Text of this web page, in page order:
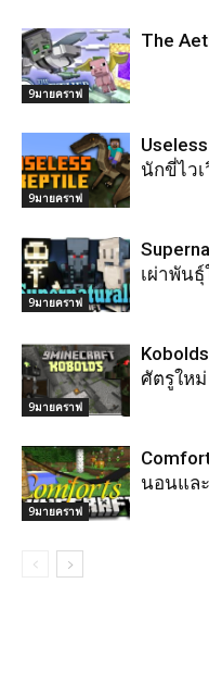
9มายคราฟ
The
9มายคราฟ
นักขี่ไว
9มายคราฟ
เผ่าพัน
9มายคราฟ
ศัตรูใหม่
9มายคราฟ
นอนแล